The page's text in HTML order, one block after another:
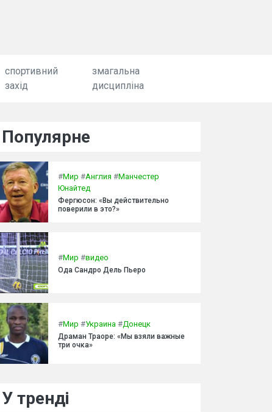
спортивний
захід
змагальна
дисципліна
Популярне
#Мир #Англия #Манчестер
Юнайтед
Фергюсон: «Вы действительно
поверили в это?»
#Мир #видео
Ода Сандро Дель Пьеро
#Мир #Украина #Донецк
Драман Траоре: «Мы взяли важные
три очка»
У тренді